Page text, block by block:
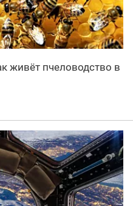
живёт пчеловодство в